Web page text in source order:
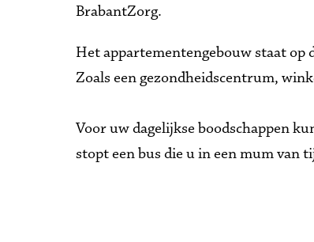
BrabantZorg.
Het appartementengebouw staat op
Zoals een gezondheidscentrum,
Voor uw dagelijkse boodschappen
stopt een bus die u in een mum van